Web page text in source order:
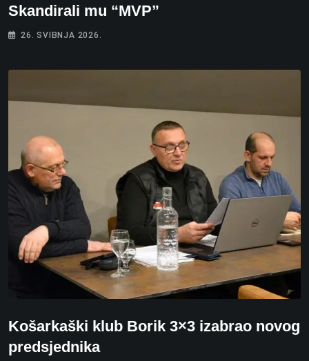
Skandirali mu “MVP”
26. SVIBNJA 2026.
Košarkaški klub Borik 3×3 izabrao novog
predsjednika